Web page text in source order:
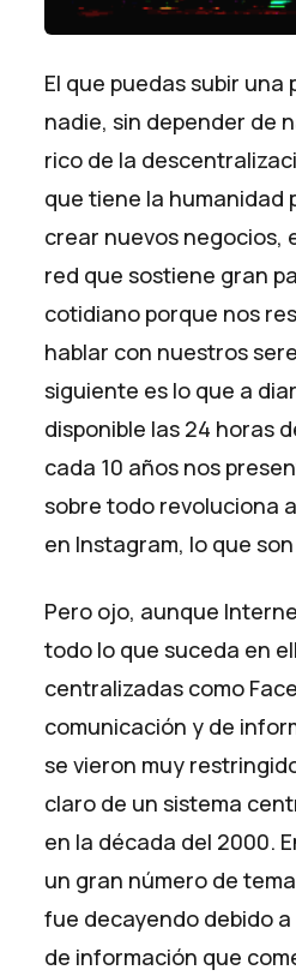
El que puedas subir
nadie, sin depender de
rico de la
que tiene la humanidad
crear nuevos negocios,
red que sostiene gran
cotidiano porque nos
hablar con nuestros
siguiente es lo que a
disponible las 24 horas
cada 10 años nos
sobre todo revoluciona
en Instagram, lo que
Pero ojo, aunque
todo lo que suceda en
centralizadas como
comunicación y de
se vieron muy
claro de un sistema
en la década del 2000.
un gran número de
fue decayendo debido
de información que